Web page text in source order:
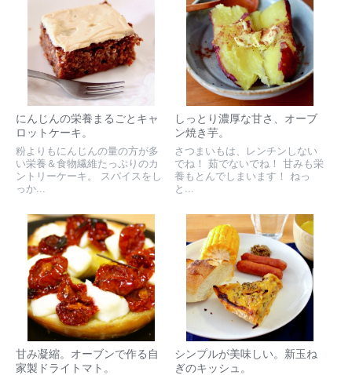
にんじんの栄養まるごとキャ
ロットケーキ。
粉よりもにんじんの量の方が多
い栄養＆食物繊維たっぷりのカ
ントリーケーキ。 スパイスをし
っか...
しっとり濃厚な甘さ、オーブ
ン焼き芋。
さつまいもは、レンチンしない
でね！ 茹でないでね！ 甘みも栄
養もとんでしまいます！ ねっ
と...
甘み凝縮。オーブンで作る自
家製ドライトマト。
シンプルが美味しい。新玉ね
ぎのキッシュ。